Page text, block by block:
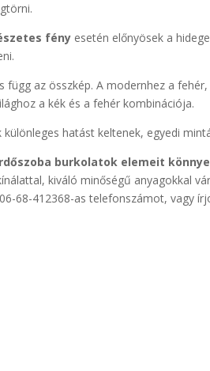
fény esetén előnyösek a
függ az összkép. A modernhez a
a kék és a fehér kombinációja.
különleges hatást keltenek, egyedi
burkolatok elemeit
kiváló minőségű anyagokkal
68-412368-as telefonszámot, vagy